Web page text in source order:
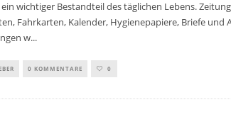
wichtiger Bestandteil des täglichen Lebens.
Fahrkarten, Kalender, Hygienepapiere, Briefe und
w...
0 KOMMENTARE 0